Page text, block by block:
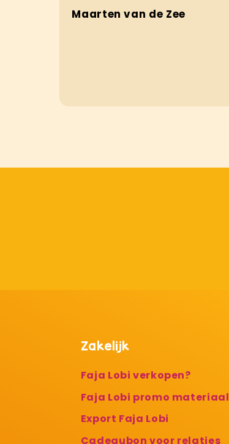
Maarten van de Zee
Zakelijk
Faja Lobi verkopen?
Faja Lobi promo materiaal
Export Faja Lobi
Cadeaubon voor relaties